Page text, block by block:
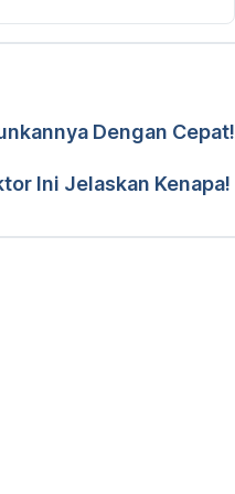
NordinDengan Cepat!
Ini Jelaskan Kenapa!